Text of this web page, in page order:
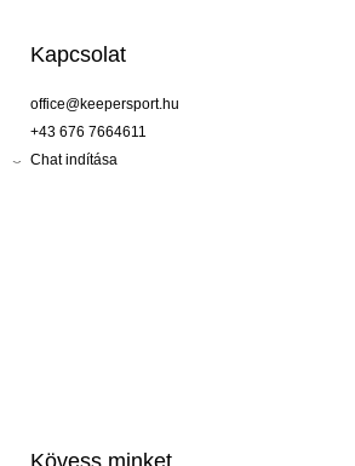
Kapcsolat
office@keepersport.hu
+43 676 7664611
Chat indítása
Kövess minket